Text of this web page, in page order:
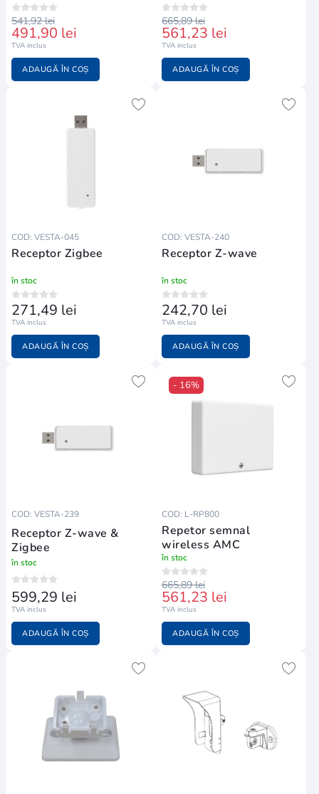
541,92 lei
491,90 lei
TVA inclus
ADAUGĂ ÎN COȘ
665,89 lei
561,23 lei
TVA inclus
ADAUGĂ ÎN COȘ
COD: VESTA-045
Receptor Zigbee
în stoc
271,49 lei
TVA inclus
ADAUGĂ ÎN COȘ
COD: VESTA-240
Receptor Z-wave
în stoc
242,70 lei
TVA inclus
ADAUGĂ ÎN COȘ
COD: VESTA-239
Receptor Z-wave &
Zigbee
în stoc
599,29 lei
TVA inclus
ADAUGĂ ÎN COȘ
- 16%
COD: L-RP800
Repetor semnal
wireless AMC
în stoc
665,89 lei
561,23 lei
TVA inclus
ADAUGĂ ÎN COȘ